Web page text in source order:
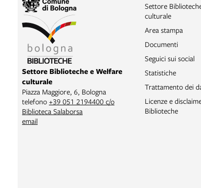
Settore Biblioteche e Welfare
culturale
Piazza Maggiore, 6, Bologna
telefono +39 051 2194400 c/o
Biblioteca Salaborsa
email
Settore
culturale
Area stampa
Documenti
Seguici sui social
Statistiche
Trattamento dei
Licenze e
Biblioteche